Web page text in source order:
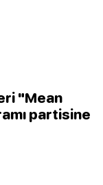
"Mean
partisine